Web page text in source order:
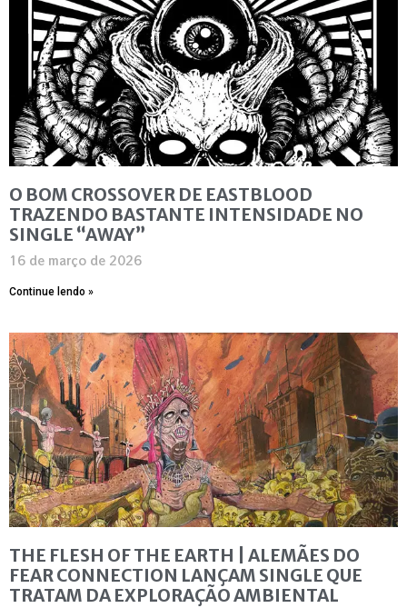
O BOM CROSSOVER DE EASTBLOOD
TRAZENDO BASTANTE INTENSIDADE NO
SINGLE “AWAY”
16 de março de 2026
Continue lendo »
THE FLESH OF THE EARTH | ALEMÃES DO
FEAR CONNECTION LANÇAM SINGLE QUE
TRATAM DA EXPLORAÇÃO AMBIENTAL